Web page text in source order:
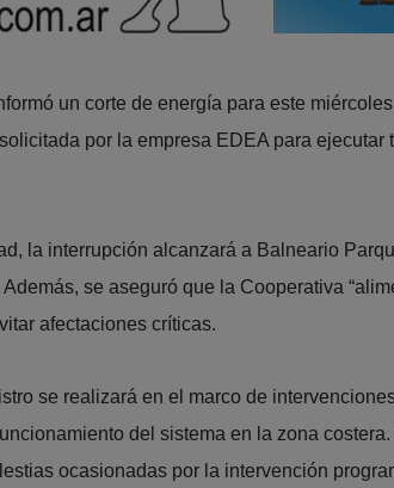
un corte de energía para este
por la empresa EDEA para
la interrupción alcanzará a Balneario
se aseguró que la Cooperativa
afectaciones críticas.
se realizará en el marco de
del sistema en la zona
ocasionadas por la intervención